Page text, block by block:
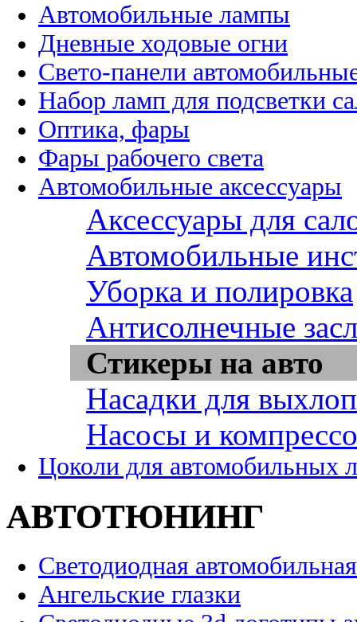
Автомобильные лампы
Дневные ходовые огни
Свето-панели
Набор ламп для подсветки
Оптика, фары
Фары рабочего света
Автомобильные аксессуары
Аксессуары для
Автомобильные
Уборка и полировка
Антисолнечные
Стикеры на авто
Насадки для
Насосы и
Цоколи для автомобильных
АВТОТЮНИНГ
Светодиодная
Ангельские глазки